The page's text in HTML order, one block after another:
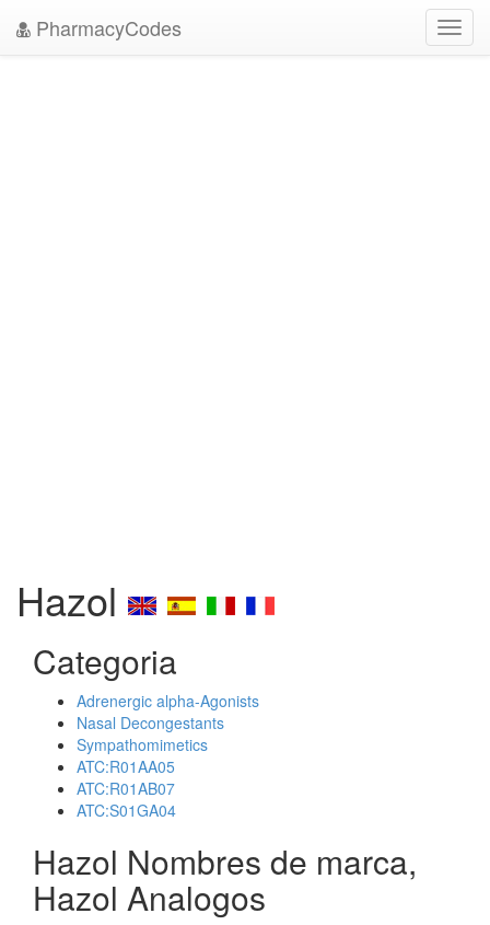
PharmacyCodes
Hazol
Categoria
Adrenergic alpha-Agonists
Nasal Decongestants
Sympathomimetics
ATC:R01AA05
ATC:R01AB07
ATC:S01GA04
Hazol Nombres de marca,
Hazol Analogos